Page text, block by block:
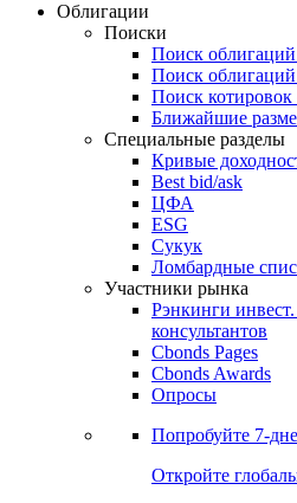
Cbonds Review
ежеквартальный
Облигации
Поиски
Поиск
Поиск
Поиск котировок
Ближайшие
Специальные разделы
Кривые
Best bid/ask
ЦФА
ESG
Сукук
Ломбардные
Участники рынка
Рэнкинги инвест.
Cbonds Pages
Опросы